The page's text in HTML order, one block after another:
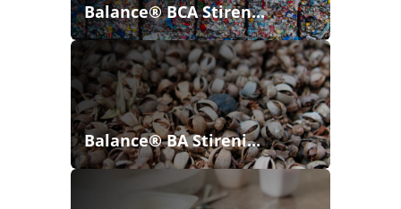
Balance® BCA Stiren...
Balance® BA Stireni...